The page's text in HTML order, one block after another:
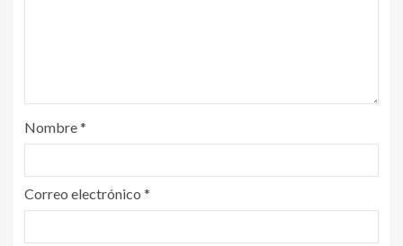
Nombre*
Correo electrónico *